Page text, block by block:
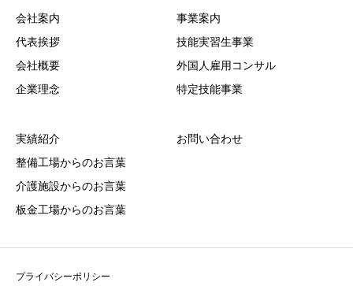
会社案内
代表挨拶
会社概要
企業理念
事業案内
技能実習生事業
外国人雇用コンサル
特定技能事業
実績紹介
整備工場からのお言葉
介護施設からのお言葉
板金工場からのお言葉
お問い合わせ
プライバシーポリシー